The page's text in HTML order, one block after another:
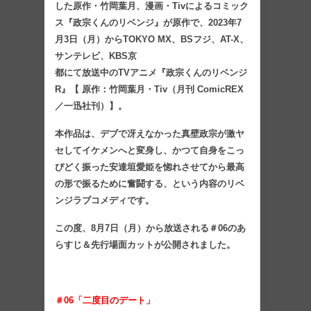
した原作・竹岡葉月、漫画・Tivによるコミック
ス『政宗くんのリベンジ』が原作で、2023年7
月3日（月）からTOKYO MX、BSフジ、AT-X、
サンテレビ、KBS京
都にて放送中のTVアニメ『政宗くんのリベンジ
R』【 原作：竹岡葉月・Tiv（月刊 ComicREX
／一迅社刊）】。
本作品は、デブで冴えなかった真壁政宗が激ヤ
セしてイケメンへと変身し、かつて自身をこっ
ぴどく振った安達垣愛姫を惚れさせてから最高
の形で振るために奮闘する、という内容のリベ
ンジラブコメディです。
この度、8月7日（月）から放送される＃06のあ
らすじ＆先行場面カットが公開されました。
＃06「 二度目のデート 」